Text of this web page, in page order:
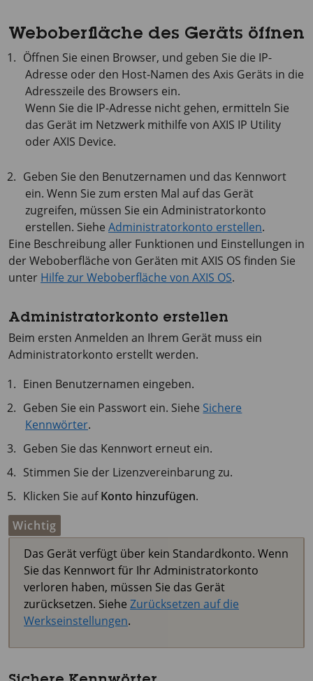
Weboberfläche des Geräts öffnen
Öffnen Sie einen Browser, und geben Sie die IP-
Adresse oder den Host-Namen des Axis Geräts in die
Adresszeile des Browsers ein.
Wenn Sie die IP-Adresse nicht gehen, ermitteln Sie
das Gerät im Netzwerk mithilfe von AXIS IP Utility
oderAXIS Device.
Geben Sie den Benutzernamen und das Kennwort
ein. Wenn Sie zum ersten Mal auf das Gerät
zugreifen, müssen Sie ein Administratorkonto
erstellen. Siehe Administratorkonto erstellen.
Eine Beschreibung aller Funktionen und Einstellungen in
der Weboberfläche von Geräten mitAXIS OS finden Sie
unter Hilfe zur Weboberfläche von AXIS OS.
Administratorkonto erstellen
Beim ersten Anmelden an Ihrem Gerät muss ein
Administratorkonto erstellt werden.
Einen Benutzernamen eingeben.
Geben Sie ein Passwort ein. Siehe Sichere
Kennwörter.
Geben Sie das Kennwort erneut ein.
Stimmen Sie der Lizenzvereinbarung zu.
Klicken Sie aufKonto hinzufügen.
Wichtig
Das Gerät verfügt über kein Standardkonto. Wenn
Sie das Kennwort für Ihr Administratorkonto
verloren haben, müssen Sie das Gerät
zurücksetzen. Siehe Zurücksetzen auf die
Werkseinstellungen.